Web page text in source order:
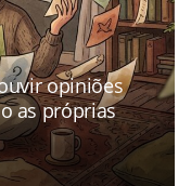
opiniões
as próprias